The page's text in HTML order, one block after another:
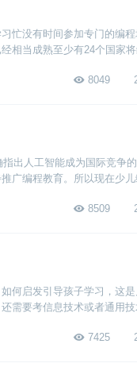
忙没有时间参加专门的编
相当成熟至少有24个国家
8049
出人工智能成为国际竞争
广编程教育。所以现在少
8509
何启发引导孩子学习，这
需要考信息技术或者通用技
7425